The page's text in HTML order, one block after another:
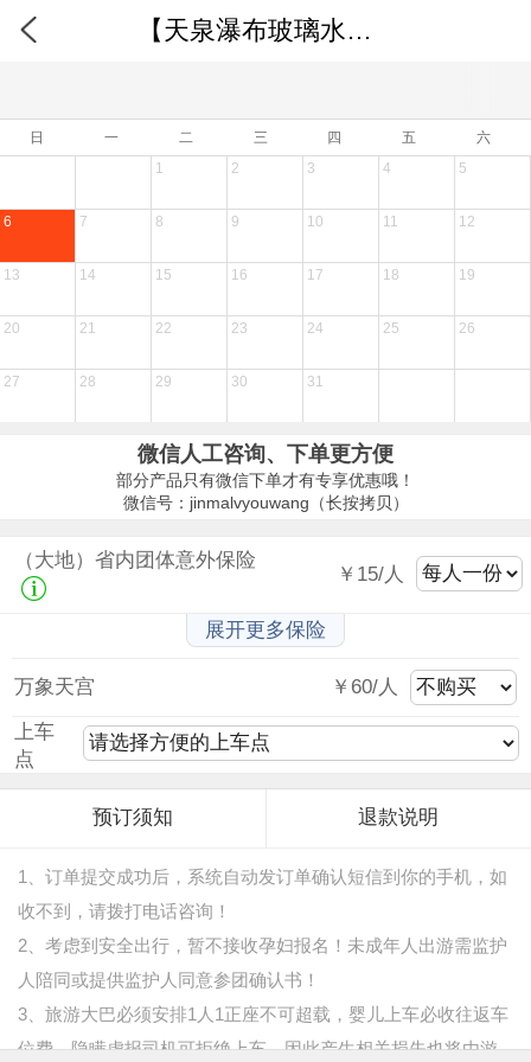
【天泉瀑布玻璃水冰爽节】广东第一峰温泉度假村 浸泡绿色负离子环绕南药养生真温泉、畅游空中无边际温泉池 享小宝西瓜任吃 山谷音乐派对纯玩3天
日 一 二 三 四 五
六
1
2 3 4 5
6 7 8 9 10 11 12
13 14 15 16 17 18 19
20 21 22 23 24 25 26
27 28 29 30 31
微信人工咨询、下单更方便
部分产品只有微信下单才有专享优惠哦！
微信号：jinmalvyouwang（长按拷贝）
（大地）省内团体意外保险
￥15/人
展开更多保险
万象天宫
￥60/人
上车
点
预订须知 退款说明
1、订单提交成功后，系统自动发订单确认短信到你的手机，如
收不到，请拨打电话咨询！
2、考虑到安全出行，暂不接收孕妇报名！未成年人出游需监护
人陪同或提供监护人同意参团确认书！
3、旅游大巴必须安排1人1正座不可超载，婴儿上车必收往返车
位费，隐瞒虚报司机可拒绝上车，因此产生相关损失也将由游